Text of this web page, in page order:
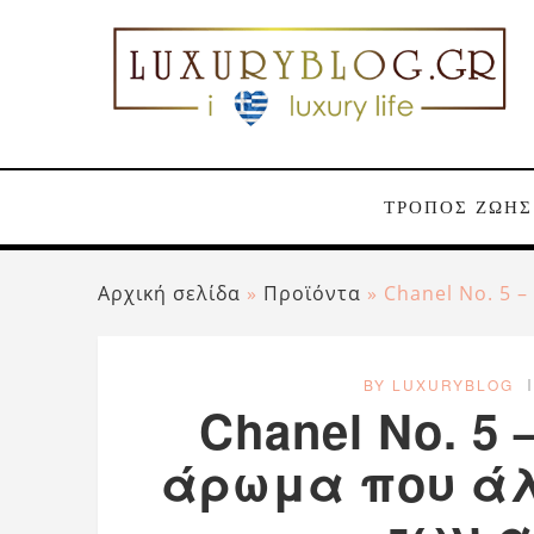
ΤΡΟΠΟΣ ΖΩΗΣ
Αρχική σελίδα » Προϊόντα » Chanel No. 5
BY LUXURYBLOG
Chanel No. 5
άρωμα που